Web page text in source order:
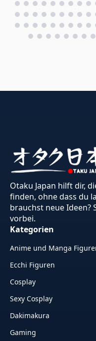
Otaku Japan hilft dir,
finden, ohne dass du
brauchst neue Ideen?
vorbei.
Kategorien
Anime und Manga
Ecchi Figuren
Cosplay
Sexy Cosplay
Dakimakura
Gaming